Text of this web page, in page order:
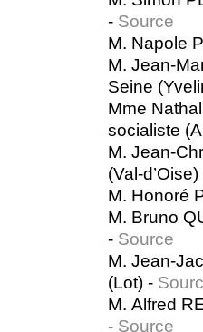
- Source
M. Napole
M. Jean-
Seine
Mme
socialiste
M. Jean-
(Val-
M. Honoré
M. Bruno
- Source
M. Jean-
(Lot) -
M. Alfred
- Source